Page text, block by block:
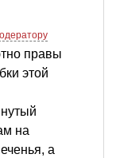
правы
этой
на
а